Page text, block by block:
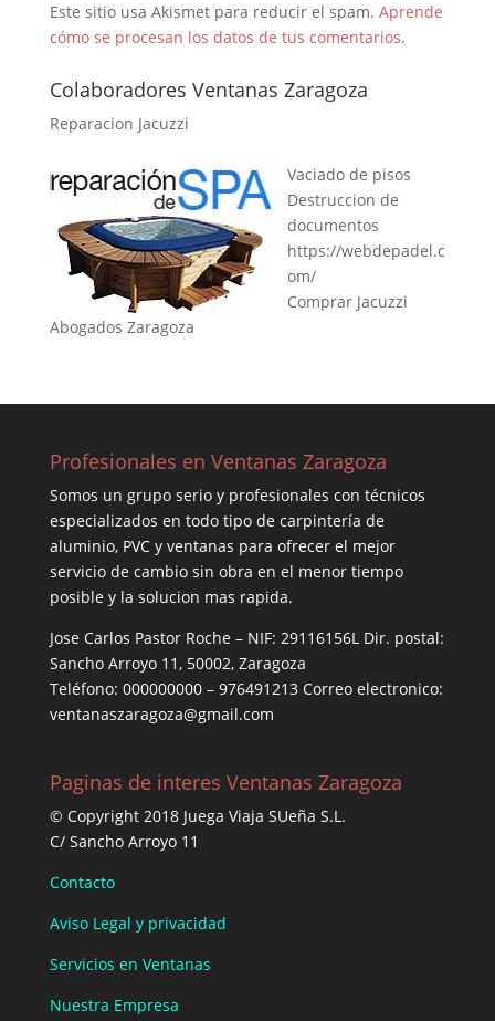
Este sitio usa Akismet para reducir el spam. Aprende
cómo se procesan los datos de tus comentarios.
Colaboradores Ventanas Zaragoza
Reparacion Jacuzzi
Vaciado de pisos
Destruccion de
documentos
https://webdepadel.c
om/
Comprar Jacuzzi
Abogados Zaragoza
Profesionales en Ventanas Zaragoza
Somos un grupo serio y profesionales con técnicos
especializados en todo tipo de carpintería de
aluminio, PVC y ventanas para ofrecer el mejor
servicio de cambio sin obra en el menor tiempo
posible y la solucion mas rapida.
Jose Carlos Pastor Roche – NIF: 29116156L Dir. postal:
Sancho Arroyo 11, 50002, Zaragoza
Teléfono: 000000000 – 976491213 Correo electronico:
ventanaszaragoza@gmail.com
Paginas de interes Ventanas Zaragoza
© Copyright 2018 Juega Viaja SUeña S.L.
C/ Sancho Arroyo 11
Contacto
Aviso Legal y privacidad
Servicios en Ventanas
Nuestra Empresa